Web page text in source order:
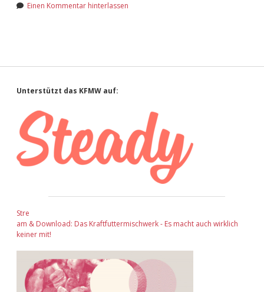
Einen Kommentar hinterlassen
Sidebar
Unterstützt das KFMW auf:
Stre
am & Download: Das Kraftfuttermischwerk - Es macht auch wirklich
keiner mit!